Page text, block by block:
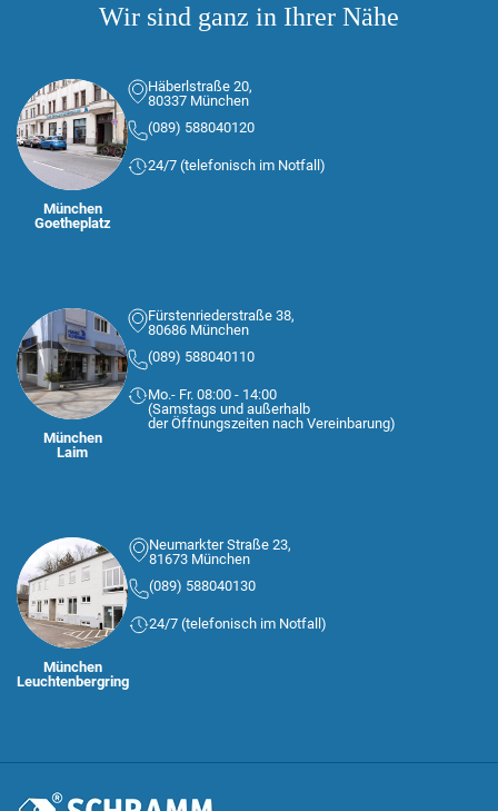
Wir sind ganz in Ihrer Nähe
München
Goetheplatz
Häberlstraße 20,
80337 München
(089) 588040120
24/7 (telefonisch im Notfall)
München
Laim
Fürstenriederstraße 38,
80686 München
(089) 588040110
Mo.- Fr. 08:00 - 14:00
(Samstags und außerhalb
der Öffnungszeiten nach Vereinbarung)
München
Leuchtenbergring
Neumarkter Straße 23,
81673 München
(089) 588040130
24/7 (telefonisch im Notfall)